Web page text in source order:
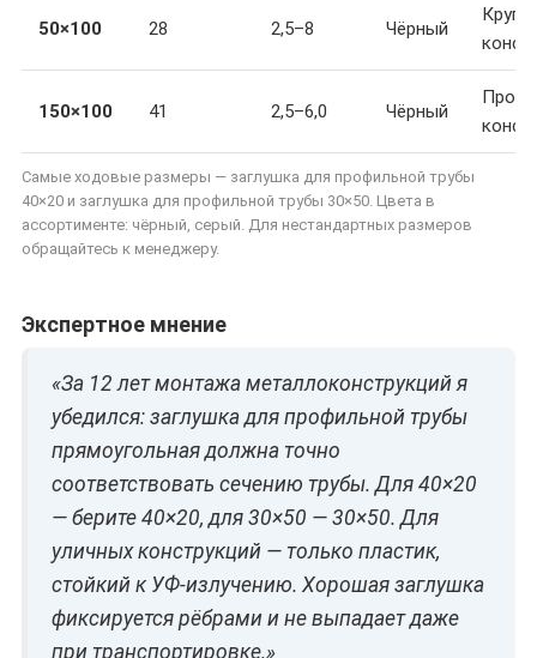
50×100 28 2,5–8 Чёрный
150×100 41 2,5–6,0 Чёрный
Самые ходовые размеры — заглушка для профильной трубы
40×20 и заглушка для профильной трубы 30×50. Цвета в
ассортименте: чёрный, серый. Для нестандартных размеров
обращайтесь к менеджеру.
Экспертное мнение
«За 12 лет монтажа металлоконструкций я
убедился: заглушка для профильной трубы
прямоугольная должна точно
соответствовать сечению трубы. Для 40×20
— берите 40×20, для 30×50 — 30×50. Для
уличных конструкций — только пластик,
стойкий к УФ-излучению. Хорошая заглушка
фиксируется рёбрами и не выпадает даже
при транспортировке.»